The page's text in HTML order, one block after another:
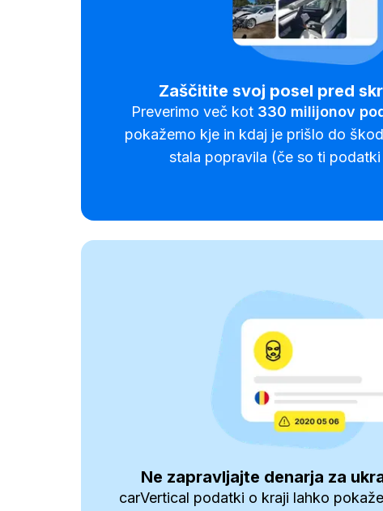
Zaščitite svoj posel pred
Preverimo več kot 330 milijonov
pokažemo kje in kdaj je prišlo do
stala popravila (če so ti
Ne zapravljajte denarja za
carVertical podatki o kraji lahko